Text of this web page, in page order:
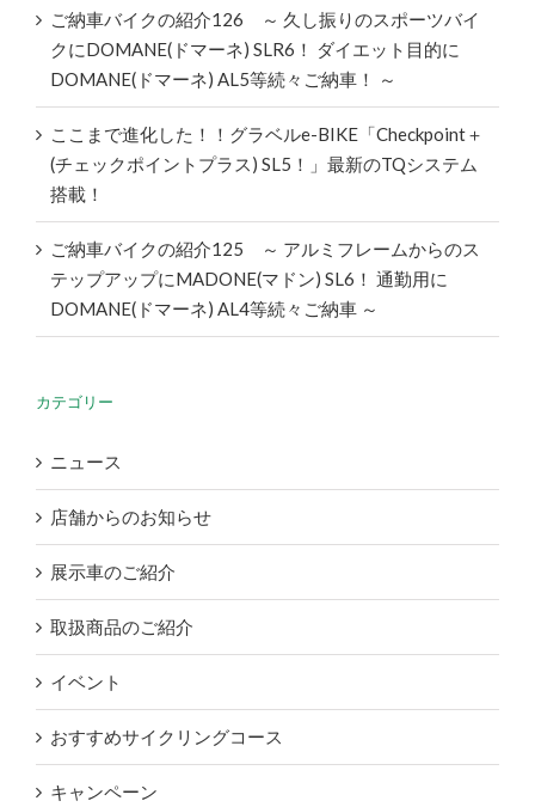
ご納車バイクの紹介126 ～ 久し振りのスポーツバイ
クにDOMANE(ドマーネ) SLR6！ ダイエット目的に
DOMANE(ドマーネ) AL5等続々ご納車！ ～
ここまで進化した！！グラベルe-BIKE「Checkpoint＋
(チェックポイントプラス) SL5！」最新のTQシステム
搭載！
ご納車バイクの紹介125 ～ アルミフレームからのス
テップアップにMADONE(マドン) SL6！ 通勤用に
DOMANE(ドマーネ) AL4等続々ご納車 ～
カテゴリー
ニュース
店舗からのお知らせ
展示車のご紹介
取扱商品のご紹介
イベント
おすすめサイクリングコース
キャンペーン